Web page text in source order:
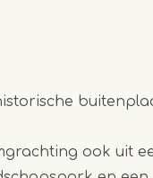
ook uit